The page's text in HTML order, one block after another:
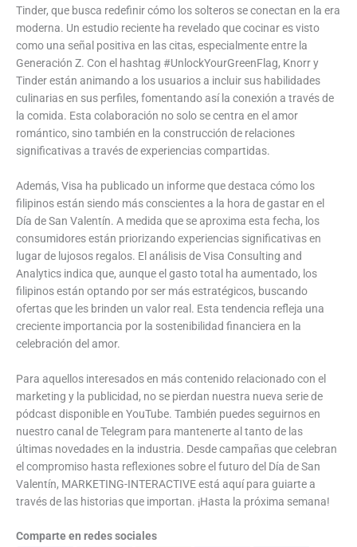
Tinder, que busca redefinir cómo los solteros se conectan en la era
moderna. Un estudio reciente ha revelado que cocinar es visto
como una señal positiva en las citas, especialmente entre la
Generación Z. Con el hashtag #UnlockYourGreenFlag, Knorr y
Tinder están animando a los usuarios a incluir sus habilidades
culinarias en sus perfiles, fomentando así la conexión a través de
la comida. Esta colaboración no solo se centra en el amor
romántico, sino también en la construcción de relaciones
significativas a través de experiencias compartidas.
Además, Visa ha publicado un informe que destaca cómo los
filipinos están siendo más conscientes a la hora de gastar en el
Día de San Valentín. A medida que se aproxima esta fecha, los
consumidores están priorizando experiencias significativas en
lugar de lujosos regalos. El análisis de Visa Consulting and
Analytics indica que, aunque el gasto total ha aumentado, los
filipinos están optando por ser más estratégicos, buscando
ofertas que les brinden un valor real. Esta tendencia refleja una
creciente importancia por la sostenibilidad financiera en la
celebración del amor.
Para aquellos interesados en más contenido relacionado con el
marketing y la publicidad, no se pierdan nuestra nueva serie de
pódcast disponible en YouTube. También puedes seguirnos en
nuestro canal de Telegram para mantenerte al tanto de las
últimas novedades en la industria. Desde campañas que celebran
el compromiso hasta reflexiones sobre el futuro del Día de San
Valentín, MARKETING-INTERACTIVE está aquí para guiarte a
través de las historias que importan. ¡Hasta la próxima semana!
Comparte en redes sociales